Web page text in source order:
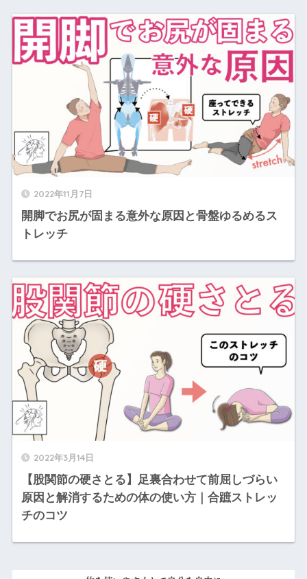
2022年11月7日
開脚でお尻が固まる意外な原因と骨盤ゆるめるス
トレッチ
2022年3月14日
【股関節の硬さとる】足裏合わせて前屈しづらい
原因と解消するための体の使い方｜合蹠ストレッ
チのコツ